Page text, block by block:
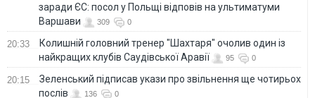
заради ЄС: посол у Польщі відповів на ультиматуми
Варшави
309 0
20:33
Колишній головний тренер "Шахтаря" очолив один із
найкращих клубів Саудівської Аравії
95 0
20:15
Зеленський підписав укази про звільнення ще чотирьох
послів
136 0